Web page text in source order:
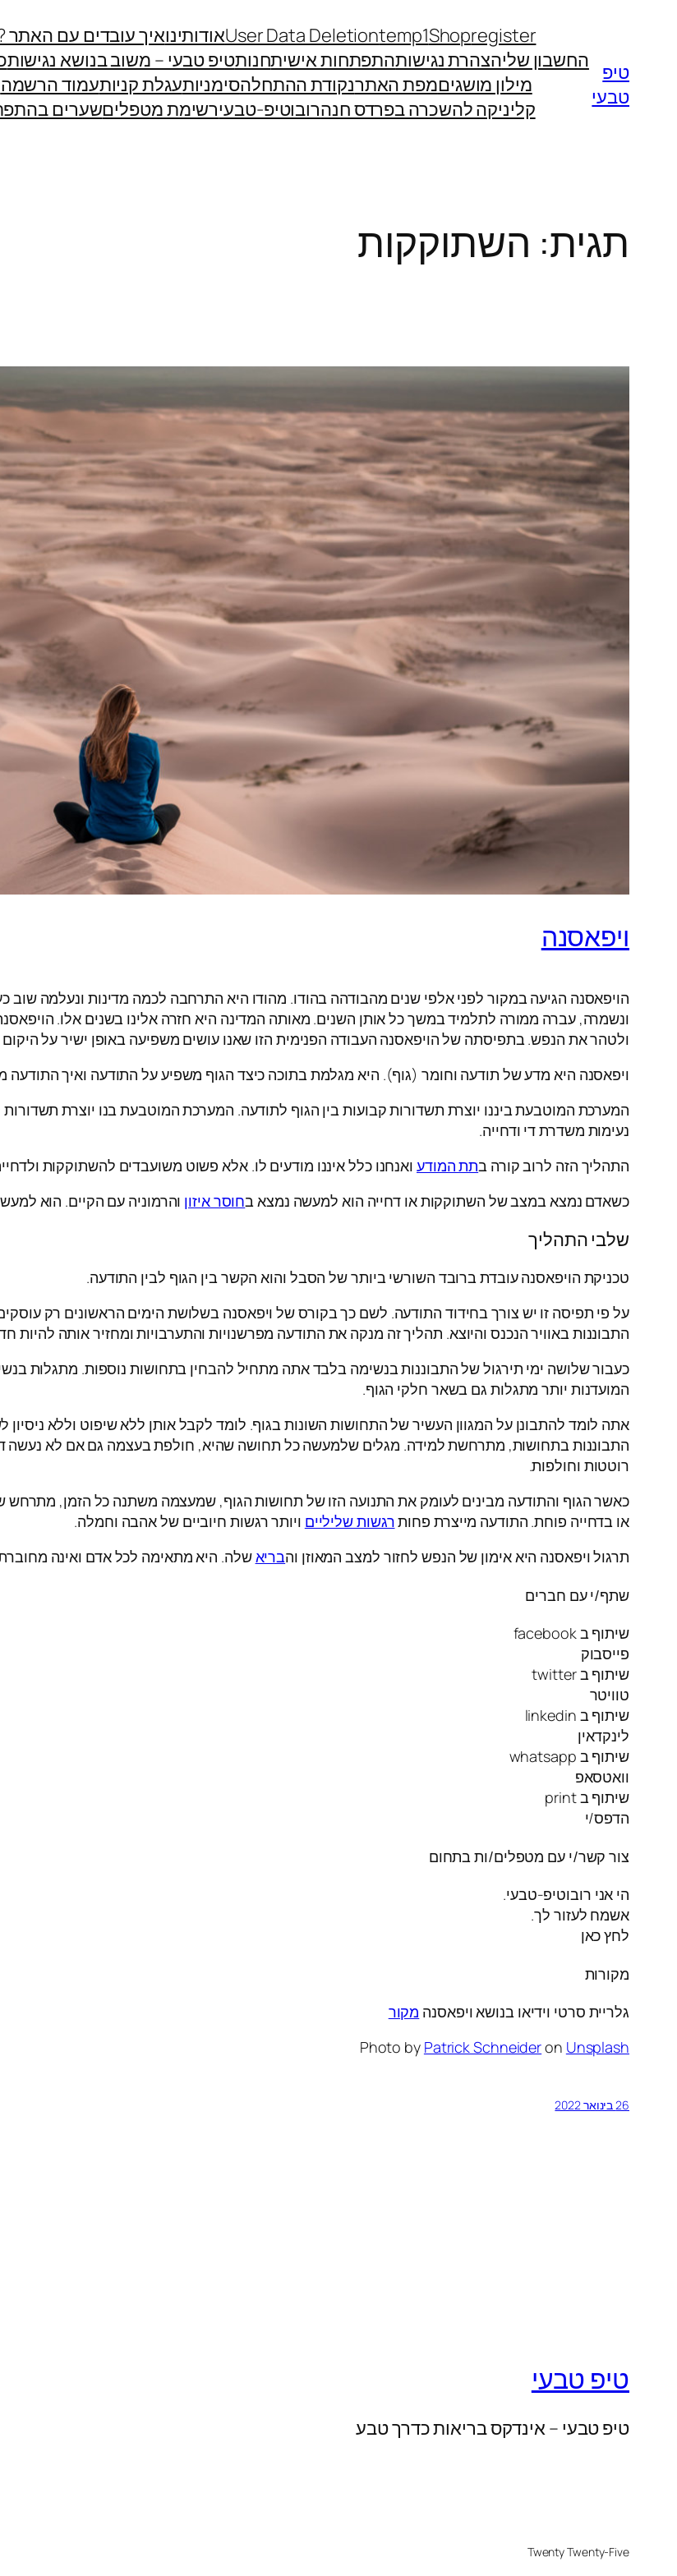
טיפ
טבעי
register
Shop
temp1
User Data Deletionאודותינואיך עובדים עם האתר
החשבון שליהצהרת נגישותהתפתחות אישיתחנותטיפ טבעי – משוב בנושא נגישות
מילון מושגיםמפת האתרנקודת ההתחלהסימניותעגלת קניותעמוד הרשמה
קליניקה להשכרה בפרדס חנהרובוטיפ-טבעירשימת מטפליםשערים
תגית: השתוקקות
ויפאסנה
ונשמרה, עברה ממורה לתלמיד במשך כל אותן השנים. מאותה המדינה היא חזרה אלינו בשנים אלו.
ולטהר את הנפש. בתפיסתה של הויפאסנה העבודה הפנימית הזו שאנו עושים משפיעה באופן ישיר על
ויפאסנה היא מדע של תודעה וחומר (גוף). היא מגלמת בתוכה כיצד הגוף משפיע על התודעה ואיך התודעה
המערכת המוטבעת ביננו יוצרת תשדורות קבועות בין הגוף לתודעה. המערכת המוטבעת בנו יוצרת
נעימות משדרת די ודחייה.
התהליך הזה לרוב קורה בתת המודע ואנחנו כלל איננו מודעים לו. אלא פשוט משועבדים להשתוקקות
כשאדם נמצא במצב של השתוקקות או דחייה הוא למעשה נמצא בחוסר איזון והרמוניה עם הקיים. הוא
שלבי התהליך
טכניקת הויפאסנה עובדת ברובד השורשי ביותר של הסבל והוא הקשר בין הגוף לבין התודעה.
על פי תפיסה זו יש צורך בחידוד התודעה. לשם כך בקורס של ויפאסנה בשלושת הימים הראשונים רק
התבוננות באוויר הנכנס והיוצא. תהליך זה מנקה את התודעה מפרשנויות והתערבויות ומחזיר אותה להיות
כעבור שלושה ימי תירגול של התבוננות בנשימה בלבד אתה מתחיל להבחין בתחושות נוספות. מתגלות
המועדנות יותר מתגלות גם בשאר חלקי הגוף.
אתה לומד להתבונן על המגוון העשיר של התחושות השונות בגוף. לומד לקבל אותן ללא שיפוט וללא
התבוננות בתחושות, מתרחשת למידה. מגלים שלמעשה כל תחושה שהיא, חולפת בעצמה גם אם לא נעשה
רוטטות וחולפות.
כאשר הגוף והתודעה מבינים לעומק את התנועה הזו של תחושות הגוף, שמעצמה משתנה כל הזמן,
או בדחייה פוחת. התודעה מייצרת פחותרגשות שליליים ויותר רגשות חיוביים של אהבה וחמלה.
תרגול ויפאסנה היא אימון של הנפש לחזור למצב המאוזן והבריאשלה. היא מתאימה לכל אדם ואינה
שתף/י עם חברים
שיתוף ב facebook
פייסבוק
שיתוף ב twitter
טוויטר
שיתוף ב linkedin
לינקדאין
שיתוף ב whatsapp
וואטסאפ
שיתוף ב print
הדפס/י
צור קשר/י עם מטפלים/ות בתחום
הי אני רובוטיפ-טבעי.
אשמח לעזור לך.
לחץ כאן
מקורות
גלריית סרטי וידיאו בנושא ויפאסנה מקור
Photo by Patrick Schneideron Unsplash
26 בינואר 2022
טיפ טבעי
טיפ טבעי – אינדקס בריאות כדרך טבע
Twenty Twenty-Five